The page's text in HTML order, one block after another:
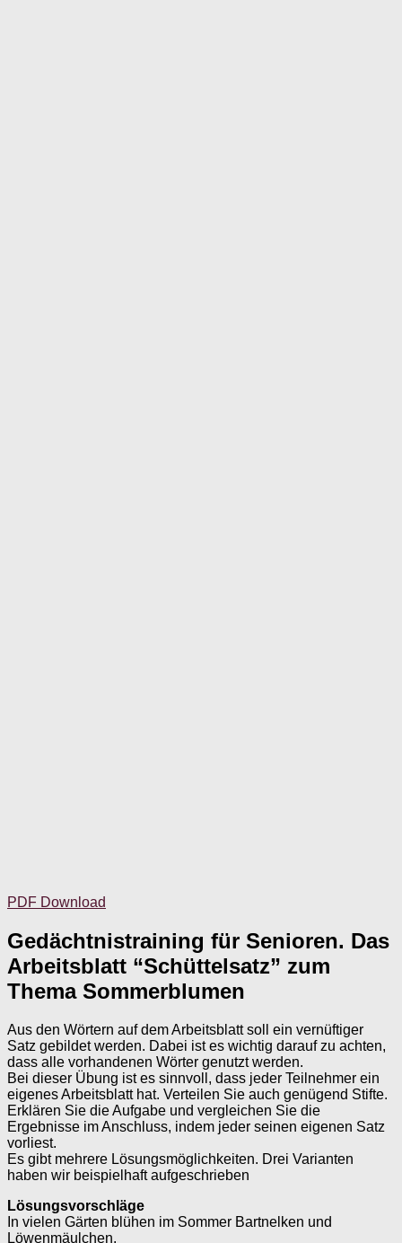
PDF Download
Gedächtnistraining für Senioren. Das
Arbeitsblatt “Schüttelsatz” zum
Thema Sommerblumen
Aus den Wörtern auf dem Arbeitsblatt soll ein vernüftiger
Satz gebildet werden. Dabei ist es wichtig darauf zu achten,
dass alle vorhandenen Wörter genutzt werden.
Bei dieser Übung ist es sinnvoll, dass jeder Teilnehmer ein
eigenes Arbeitsblatt hat. Verteilen Sie auch genügend Stifte.
Erklären Sie die Aufgabe und vergleichen Sie die
Ergebnisse im Anschluss, indem jeder seinen eigenen Satz
vorliest.
Es gibt mehrere Lösungsmöglichkeiten. Drei Varianten
haben wir beispielhaft aufgeschrieben
Lösungsvorschläge
In vielen Gärten blühen im Sommer Bartnelken und
Löwenmäulchen.